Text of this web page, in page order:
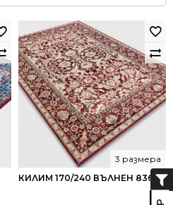
КИЛИМ 170/240 ВЪЛНЕН 836
3 размера